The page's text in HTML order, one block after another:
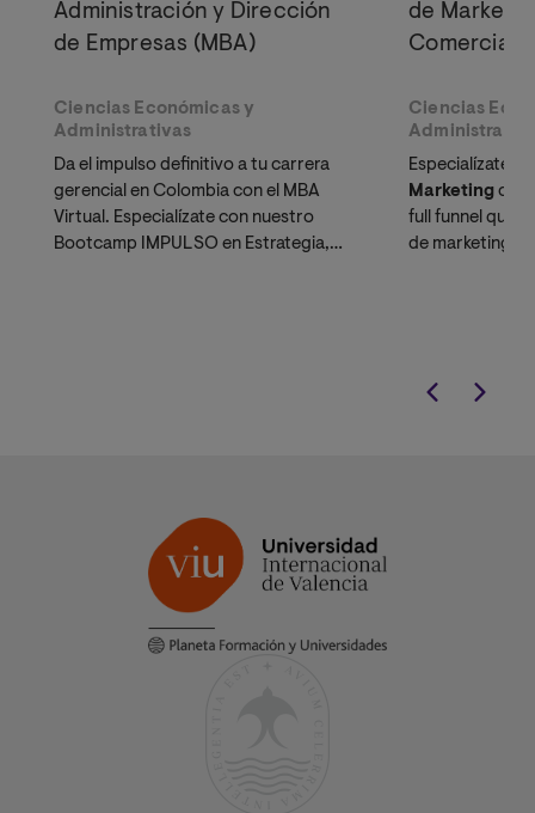
Administración y Dirección
de Empresas (MBA)
Ciencias Económicas y
Administrativas
Da el impulso definitivo a tu carrera
gerencial en Colombia con el MBA
Virtual. Especialízate con nuestro
Bootcamp IMPULSO en Estrategia,
de
Comercial
Ciencias
Especialízate
Marketing con
full funnel que
de marketing